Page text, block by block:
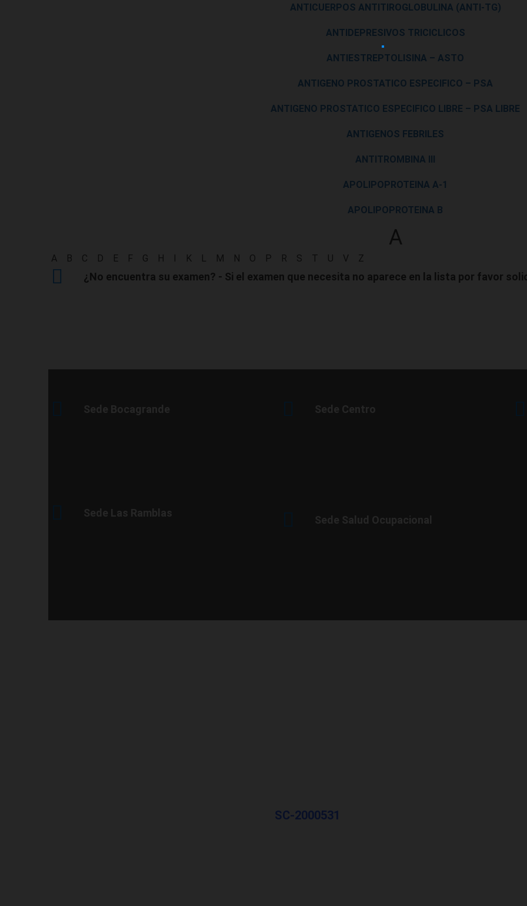
ANTICUERPOS ANTITIROGLOBULINA (ANTI-TG)
ANTIDEPRESIVOS TRICICLICOS
ANTIESTREPTOLISINA – ASTO
ANTIGENO PROSTATICO ESPECIFICO – PSA
ANTIGENO PROSTATICO ESPECIFICO LIBRE – PSA LIBRE
ANTIGENOS FEBRILES
ANTITROMBINA III
APOLIPOPROTEINA A-1
APOLIPOPROTEINA B
A
A B C D E F G H I K L M N O P R S T U V Z
¿No encuentra su examen? - Si el examen que necesita no aparece en la lista por favor
Sede Bocagrande Sede Centro
Sede Las Ramblas
Sede Salud Ocupacional
SC-2000531